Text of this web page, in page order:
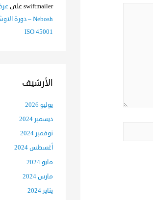
swiftmailerعلى
ISO 45001
الأرشيف
يوليو 2026
ديسمبر 2024
نوفمبر 2024
أغسطس 2024
مايو 2024
مارس 2024
يناير 2024